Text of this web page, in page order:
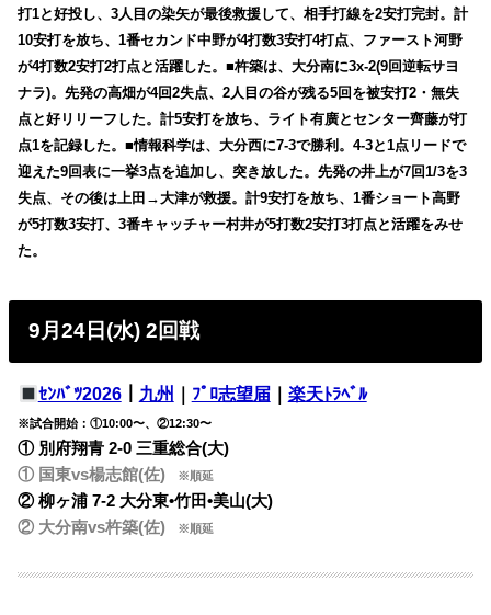
打1と好投し、3人目の染矢が最後救援して、相手打線を2安打完封。計
10安打を放ち、1番セカンド中野が4打数3安打4打点、ファースト河野
が4打数2安打2打点と活躍した。■杵築は、大分南に3x-2(9回逆転サヨ
ナラ)。先発の高畑が4回2失点、2人目の谷が残る5回を被安打2・無失
点と好リリーフした。計5安打を放ち、ライト有廣とセンター齊藤が打
点1を記録した。■情報科学は、大分西に7-3で勝利。4-3と1点リードで
迎えた9回表に一挙3点を追加し、突き放した。先発の井上が7回1/3を3
失点、その後は上田→大津が救援。計9安打を放ち、1番ショート高野
が5打数3安打、3番キャッチャー村井が5打数2安打3打点と活躍をみせ
た。
9月24日(水) 2回戦
ｾﾝﾊﾞﾂ2026｜ 九州 ﾌﾟﾛ志望届｜ 楽天ﾄﾗﾍﾞﾙ
※試合開始：①10:00〜、②12:30〜
① 別府翔青 2-0 三重総合(大)
① 国東vs楊志館(佐) ※順延
② 柳ヶ浦 7-2 大分東•竹田•美山(大)
② 大分南vs杵築(佐) ※順延